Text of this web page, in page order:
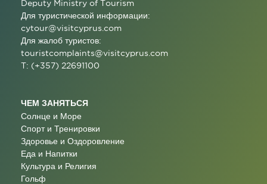
Deputy Ministry of Tourism
Для туристической информации:
cytour@visitcyprus.com
Для жалоб туристов:
touristcomplaints@visitcyprus.com
T: (+357) 22691100
ЧЕМ ЗАНЯТЬСЯ
Солнце и Море
Спорт и Тренировки
Здоровье и Оздоровление
Еда и Напитки
Культура и Религия
Гольф